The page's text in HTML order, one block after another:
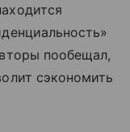
пообещал,
сэкономить